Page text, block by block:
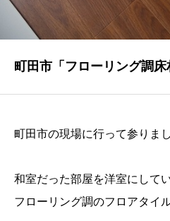
Q&A
よくあるご質問
ENTRY
PRIVACY POLICY
個人情報保護方針
町田市「フローリング調床
町田市の現場に行って参りまし
和室だった部屋を洋室にして
フローリング調のフロアタイ